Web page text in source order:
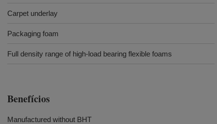
Carpet underlay
Packaging foam
Full density range of high-load bearing flexible foams
Benefícios
Manufactured without BHT